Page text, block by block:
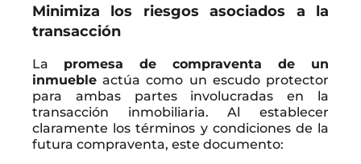
Minimiza los riesgos asociados a la
transacción
La promesa de compraventa de un
inmueble actúa como un escudo protector
para ambas partes involucradas en la
transacción inmobiliaria. Al establecer
claramente los términos y condiciones de la
futura compraventa, este documento: